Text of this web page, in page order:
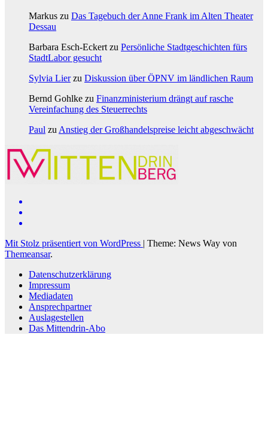
Markus zu Das Tagebuch der Anne Frank im Alten Theater
Dessau
Barbara Esch-Eckert zu Persönliche Stadtgeschichten fürs
StadtLabor gesucht
Sylvia Lierzu Diskussion über ÖPNV im ländlichen Raum
Bernd Gohlke zu Finanzministerium drängt auf rasche
Vereinfachung des Steuerrechts
Paul zu Anstieg der Großhandelspreise leicht abgeschwächt
Mit Stolz präsentiert von WordPress | Theme: News Way von
Themeansar.
Datenschutzerklärung
Impressum
Mediadaten
Ansprechpartner
Auslagestellen
Das Mittendrin-Abo